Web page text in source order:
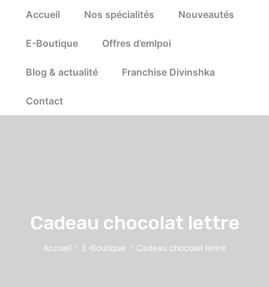
Accueil Nos spécialités Nouveautés
E-Boutique Offres d’emlpoi
Blog & actualité Franchise Divinshka
Contact
Cadeau chocolat lettre
Accueil E-Boutique Cadeau chocolat lettre